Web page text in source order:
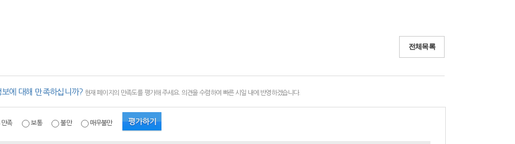
전체목록
보에 대해 만족하십니까? 현재 페이지의 만족도를 평가해 주세요. 의견을 수렴하여 빠른 시일 내에 반영하겠습니다.
만족 보통 불만 매우불만